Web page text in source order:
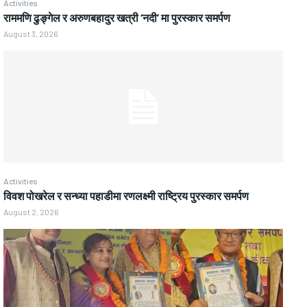
Activities
राममणि ढुङ्गेल र अरुणबहादुर खत्री ‘नदी’ मा पुरस्कार समर्पण
August 3, 2026
Activities
विवश पोखरेल र सन्ध्या पहाडीमा रणलक्ष्मी राष्ट्रिय पुरस्कार समर्पण
August 2, 2026